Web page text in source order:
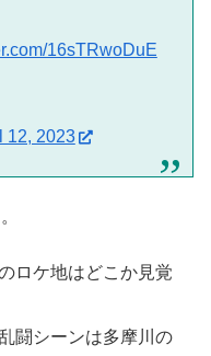
16sTRwoDuE
12, 2023
ロケ地はどこか見覚
闘シーンは多摩川の